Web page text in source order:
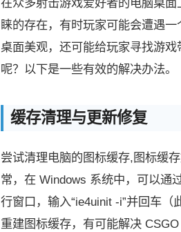
睐的存在，有时玩家可能会遭遇
桌面美观，还可能给玩家寻找游
呢？以下是一些有效的解决办法。
缓存清理与更新修复
尝试清理电脑的图标缓存,图标缓
常，在 Windows 系统中，可以通
行窗口，输入“ie4uinit -i”并回车
重建图标缓存，有可能解决 CSGO